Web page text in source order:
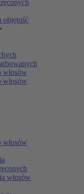
objętość
włosów
włosów
włosów